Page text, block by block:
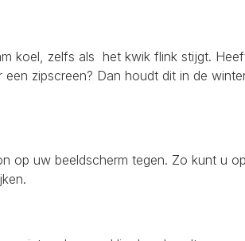
koel, zelfs als het kwik flink stijgt.
zipscreen? Dan houdt dit in de
op uw beeldscherm tegen. Zo kunt u op